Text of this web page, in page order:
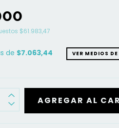
$61.983,47
de $7.063,44 VER MEDIOS